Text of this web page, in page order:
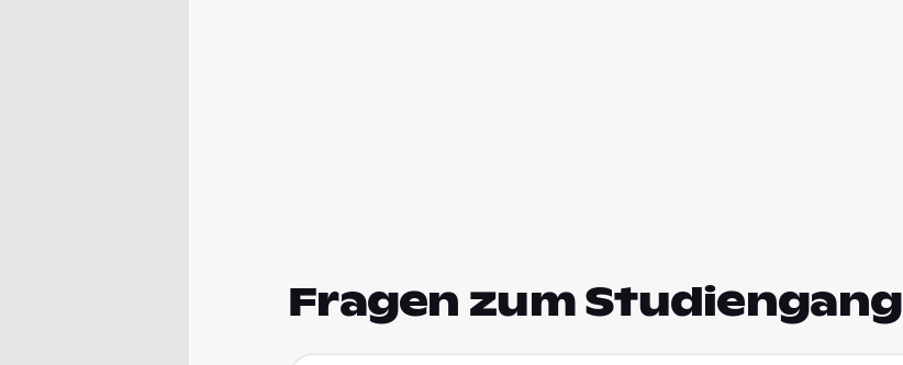
Fragen zum Studiengang